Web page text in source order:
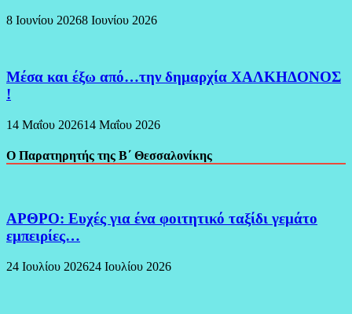
8 Ιουνίου 20268 Ιουνίου 2026
Μέσα και έξω από…την δημαρχία ΧΑΛΚΗΔΟΝΟΣ
!
14 Μαΐου 202614 Μαΐου 2026
Ο Παρατηρητής της Β΄ Θεσσαλονίκης
ΑΡΘΡΟ: Ευχές για ένα φοιτητικό ταξίδι γεμάτο
εμπειρίες…
24 Ιουλίου 202624 Ιουλίου 2026